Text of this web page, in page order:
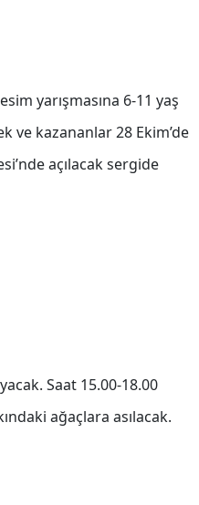
yarışmasına 6-11 yaş
ve kazananlar 28 Ekim’de
açılacak sergide
Saat 15.00-18.00
ağaçlara asılacak.